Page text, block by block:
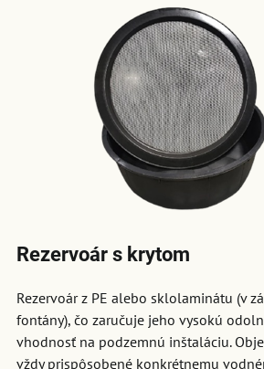
Rezervoár s krytom
Rezervoár z PE alebo sklolaminátu (v
fontány), čo zaručuje jeho vysokú
vhodnosť na podzemnú inštaláciu.
vždy prispôsobené konkrétnemu